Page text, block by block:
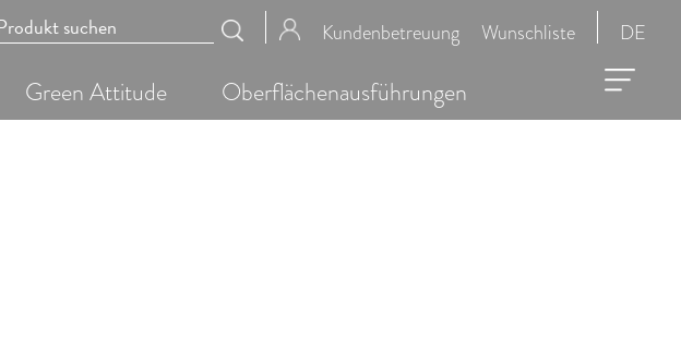
Kundenbetreuung Wunschliste DE
Green Attitude Oberflächenausführungen